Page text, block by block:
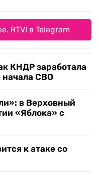
RTVI в Telegram
КНДР заработала
начала СВО
в Верховный
«Яблока» с
к атаке со